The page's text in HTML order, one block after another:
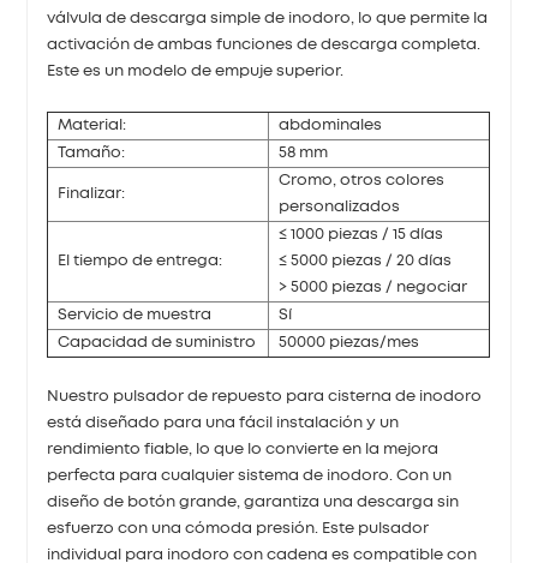
válvula de descarga simple de inodoro, lo que permite la
activación de ambas funciones de descarga completa.
Este es un modelo de empuje superior.
Material: abdominales
Tamaño: 58 mm
Finalizar:
Cromo, otros colores
personalizados
El tiempo de entrega:
≤ 1000 piezas / 15 días
≤ 5000 piezas / 20 días
> 5000 piezas / negociar
Servicio de muestra Sí
Capacidad de suministro 50000 piezas/mes
Nuestro pulsador de repuesto para cisterna de inodoro
está diseñado para una fácil instalación y un
rendimiento fiable, lo que lo convierte en la mejora
perfecta para cualquier sistema de inodoro. Con un
diseño de botón grande, garantiza una descarga sin
esfuerzo con una cómoda presión. Este pulsador
individual para inodoro con cadena es compatible con